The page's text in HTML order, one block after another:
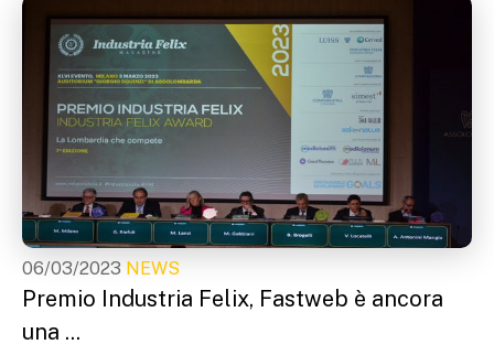
06/03/2023 NEWS
Premio Industria Felix, Fastweb è ancora
una ...